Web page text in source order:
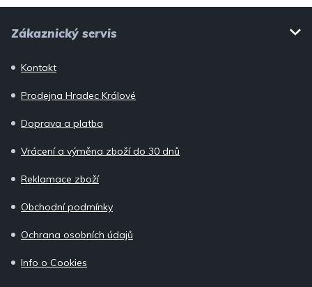
Zákaznický servis
Kontakt
Prodejna Hradec Králové
Doprava a platba
Vrácení a výměna zboží do 30 dnů
Reklamace zboží
Obchodní podmínky
Ochrana osobních údajů
Info o Cookies